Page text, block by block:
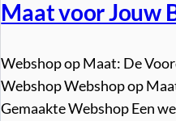
Maat voor Jouw
Webshop op Maat: De
Webshop Webshop op
Gemaakte Webshop Een